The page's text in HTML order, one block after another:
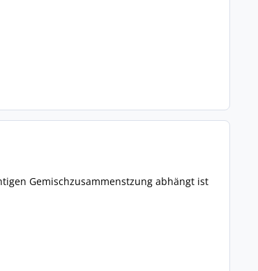
Gemischzusammenstzung abhängt ist